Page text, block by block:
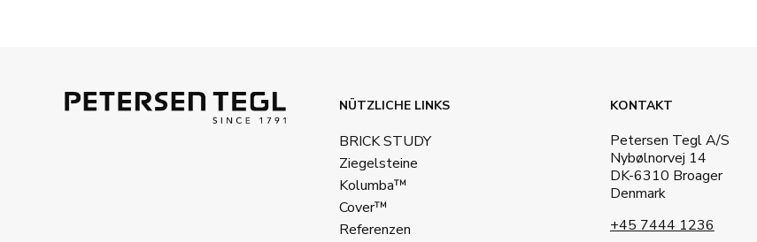
NÜTZLICHE LINKS
BRICK STUDY
Ziegelsteine
Kolumba™
Cover™
Referenzen
KONTAKT
Petersen Tegl A/S
Nybølnorvej 14
DK-6310 Broager
Denmark
+45 7444 1236